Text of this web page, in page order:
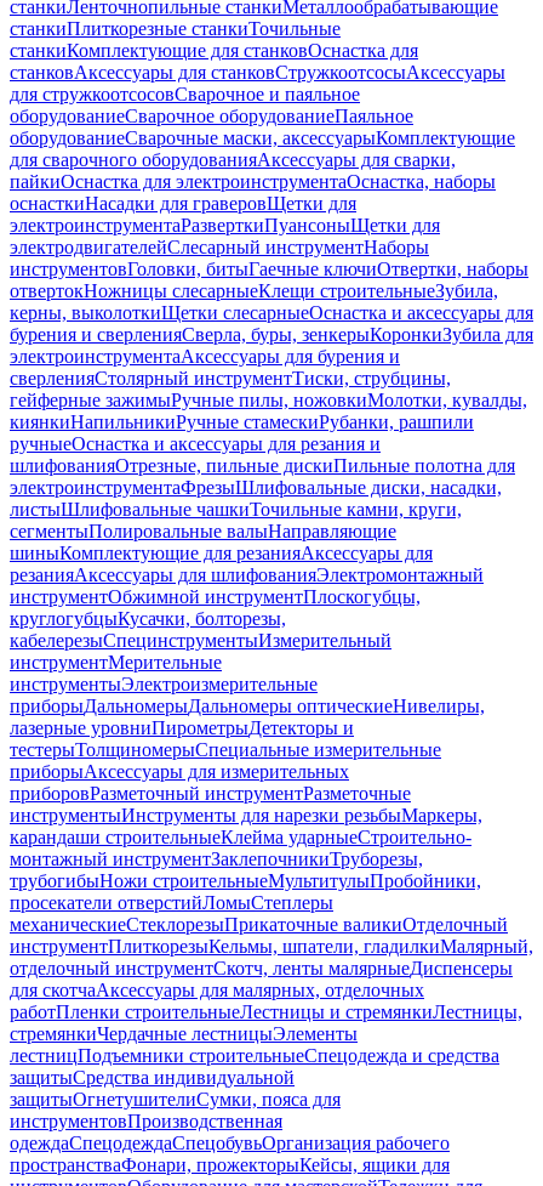
станкиЛенточнопильные станкиМеталлообрабатывающие
станкиПлиткорезные станкиТочильные
станкиКомплектующие для станковОснастка для
станковАксессуары для станковСтружкоотсосыАксессуары
для стружкоотсосовСварочное и паяльное
оборудованиеСварочное оборудованиеПаяльное
оборудованиеСварочные маски, аксессуарыКомплектующие
для сварочного оборудованияАксессуары для сварки,
пайкиОснастка для электроинструментаОснастка, наборы
оснасткиНасадки для граверовЩетки для
электроинструментаРазверткиПуансоныЩетки для
электродвигателейСлесарный инструментНаборы
инструментовГоловки, битыГаечные ключиОтвертки, наборы
отвертокНожницы слесарныеКлещи строительныеЗубила,
керны, выколоткиЩетки слесарныеОснастка и аксессуары для
бурения и сверленияСверла, буры, зенкерыКоронкиЗубила для
электроинструментаАксессуары для бурения и
сверленияСтолярный инструментТиски, струбцины,
гейферные зажимыРучные пилы, ножовкиМолотки, кувалды,
киянкиНапильникиРучные стамескиРубанки, рашпили
ручныеОснастка и аксессуары для резания и
шлифованияОтрезные, пильные дискиПильные полотна для
электроинструментаФрезыШлифовальные диски, насадки,
листыШлифовальные чашкиТочильные камни, круги,
сегментыПолировальные валыНаправляющие
шиныКомплектующие для резанияАксессуары для
резанияАксессуары для шлифованияЭлектромонтажный
инструментОбжимной инструментПлоскогубцы,
круглогубцыКусачки, болторезы,
кабелерезыСпецинструментыИзмерительный
инструментМерительные
инструментыЭлектроизмерительные
приборыДальномерыДальномеры оптическиеНивелиры,
лазерные уровниПирометрыДетекторы и
тестерыТолщиномерыСпециальные измерительные
приборыАксессуары для измерительных
приборовРазметочный инструментРазметочные
инструментыИнструменты для нарезки резьбыМаркеры,
карандаши строительныеКлейма ударныеСтроительно-
монтажный инструментЗаклепочникиТруборезы,
трубогибыНожи строительныеМультитулыПробойники,
просекатели отверстийЛомыСтеплеры
механическиеСтеклорезыПрикаточные валикиОтделочный
инструментПлиткорезыКельмы, шпатели, гладилкиМалярный,
отделочный инструментСкотч, ленты малярныеДиспенсеры
для скотчаАксессуары для малярных, отделочных
работПленки строительныеЛестницы и стремянкиЛестницы,
стремянкиЧердачные лестницыЭлементы
лестницПодъемники строительныеСпецодежда и средства
защитыСредства индивидуальной
защитыОгнетушителиСумки, пояса для
инструментовПроизводственная
одеждаСпецодеждаСпецобувьОрганизация рабочего
пространстваФонари, прожекторыКейсы, ящики для